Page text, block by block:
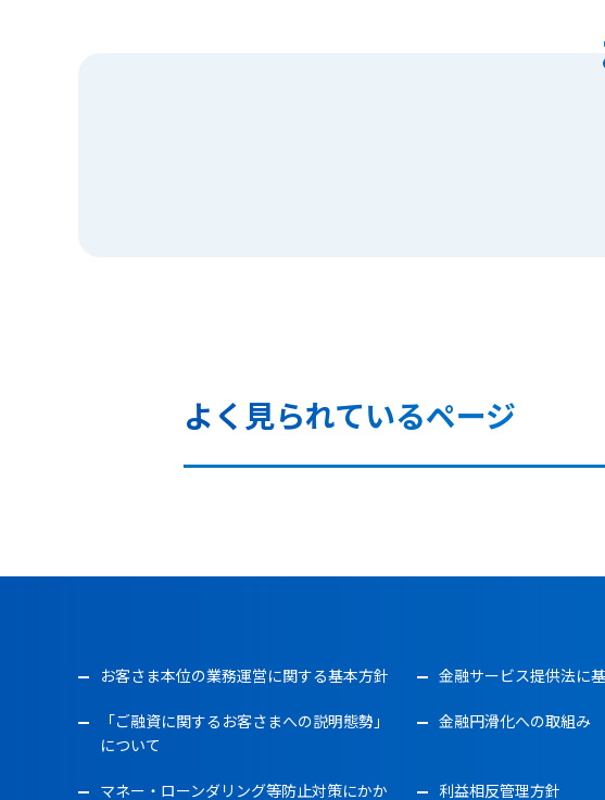
よく見られているページ
お客さま本位の業務運営に関する基本方針 金融サービス提供法に
「ご融資に関するお客さまへの説明態勢」
について
金融円滑化への取組み
マネー・ローンダリング等防止対策にかか 利益相反管理方針